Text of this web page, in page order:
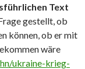
Text
gestellt, ob
können, ob er mit
wäre
ukraine-krieg-